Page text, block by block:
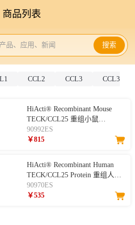
商品列表
品、应用、新闻 搜索
CCL2 CCL3 CCL3L1
HiActi® Recombinant Mouse
TECK/CCL25 重组小鼠
TECK/CCL25
90992ES
￥815
HiActi® Recombinant Human
TECK/CCL25 Protein 重组人
CCL25
90970ES
￥535